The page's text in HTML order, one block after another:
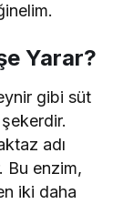
Yarar?
gibi süt
adı
Bu enzim,
iki daha